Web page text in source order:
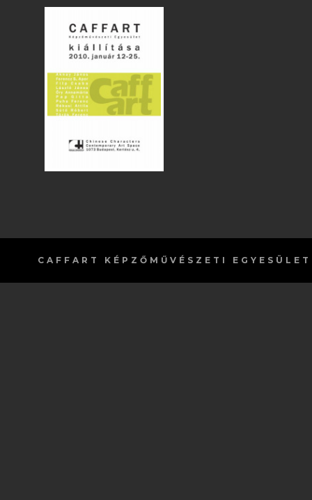
CAFFART KÉPZŐMŰVÉSZETI EGYESÜLET